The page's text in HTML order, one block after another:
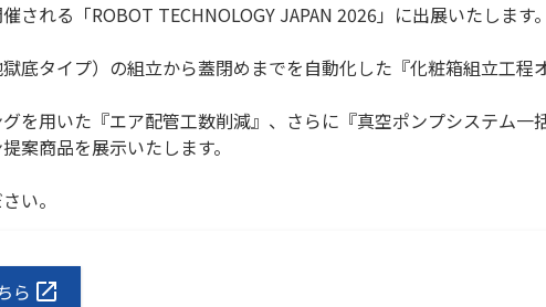
される「ROBOT TECHNOLOGY JAPAN 2026」に出展いたします。
底タイプ）の組立から蓋閉めまでを自動化した『化粧箱組立工
を用いた『エア配管工数削減』、さらに『真空ポンプシステム一
案商品を展示いたします。
い。
ら